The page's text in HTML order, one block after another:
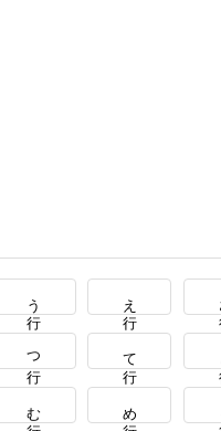
う行 え行
つ行 て行
む行 め行